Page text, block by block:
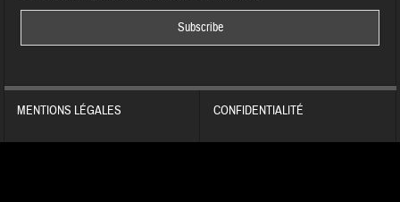
MENTIONS LÉGALES CONFIDENTIALITÉ